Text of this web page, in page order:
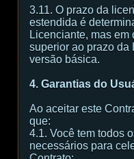
3.11. O prazo da
estendida é
Licenciante, mas
superior ao prazo da
versão básica.
4. Garantias do
Ao aceitar este
que:
4.1. Você tem todos
necessários para